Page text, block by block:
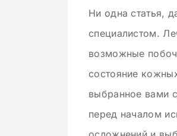
Ни одна статья,
специалистом.
возможные
состояние
выбранное вами
перед началом